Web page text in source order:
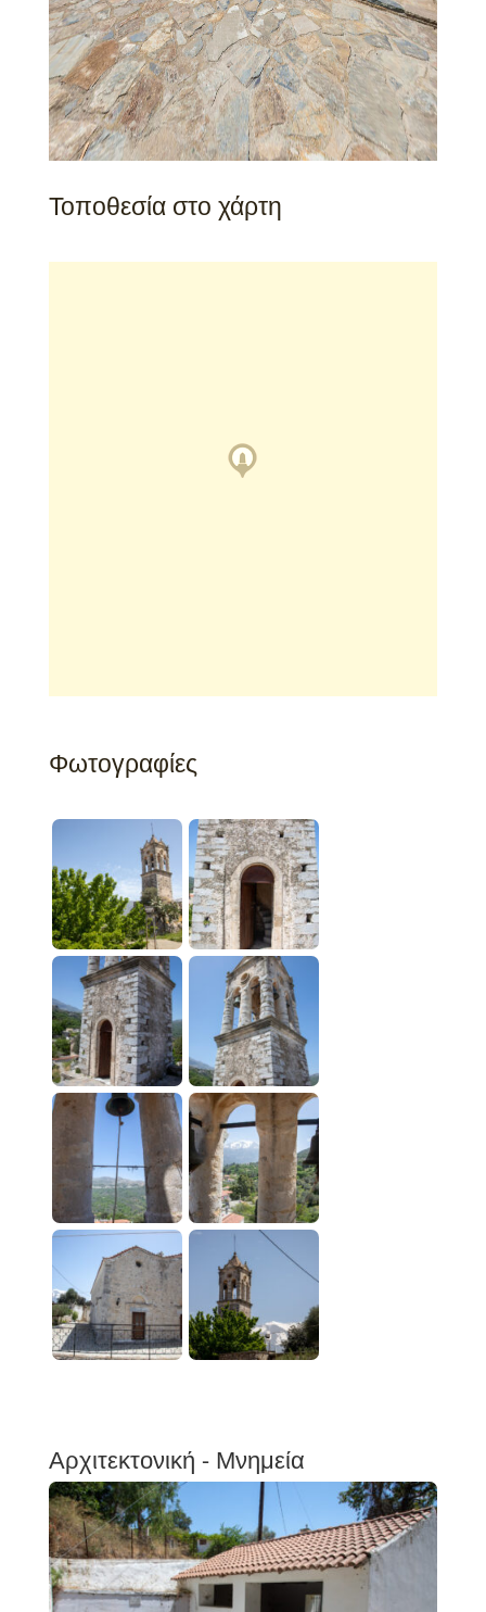
Τοποθεσία στο χάρτη
Φωτογραφίες
Αρχιτεκτονική - Μνημεία